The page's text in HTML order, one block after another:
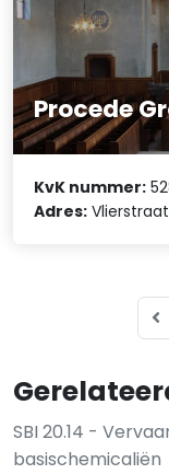
SBI 20.14 -
basischemicaliën
Procede
KvK nummer:
Adres: Vlierstraat